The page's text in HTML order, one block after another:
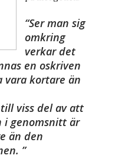
Ser man sig
omkring
verkar det
en oskriven
vara kortare än
viss del av att
i genomsnitt är
än den